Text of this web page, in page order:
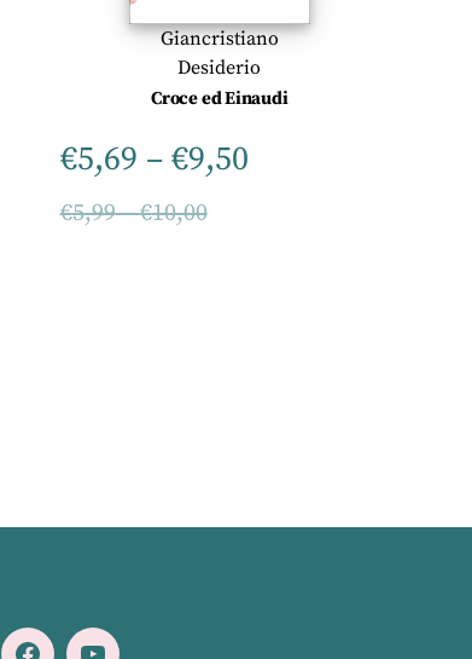
Giancristiano
Desiderio
Croce ed Einaudi
€5,69 – €9,50
€5,99–€10,00